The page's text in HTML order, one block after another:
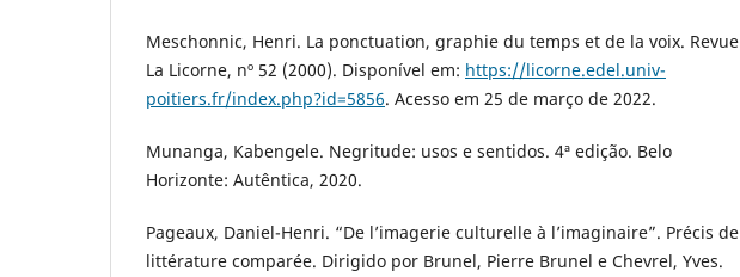
Meschonnic, Henri. La ponctuation, graphie du temps et de la voix. Revue
La Licorne, nº 52 (2000). Disponível em: https://licorne.edel.univ-
poitiers.fr/index.php?id=5856. Acesso em 25 de março de 2022.
Munanga, Kabengele. Negritude: usos e sentidos. 4ª edição. Belo
Horizonte: Autêntica, 2020.
Pageaux, Daniel-Henri. “De l’imagerie culturelle à l’imaginaire”. Précis de
littérature comparée. Dirigido por Brunel, Pierre Brunel e Chevrel, Yves.